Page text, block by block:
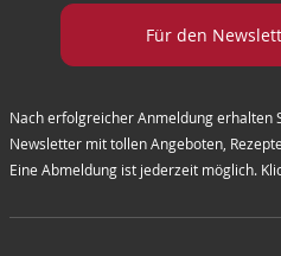
Für den
Nach erfolgreicher Anmeldung erhalten
Newsletter mit tollen Angeboten,
Eine Abmeldung ist jederzeit möglich.